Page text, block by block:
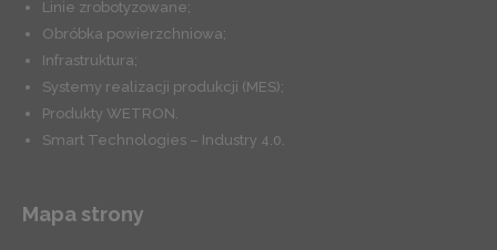
Linie zrobotyzowane;
Obróbka powierzchniowa;
Infrastruktura;
Systemy realizacji produkcji (MES);
Produkty WETRON.
Smart Technologies – Industry 4.0.
Mapa strony